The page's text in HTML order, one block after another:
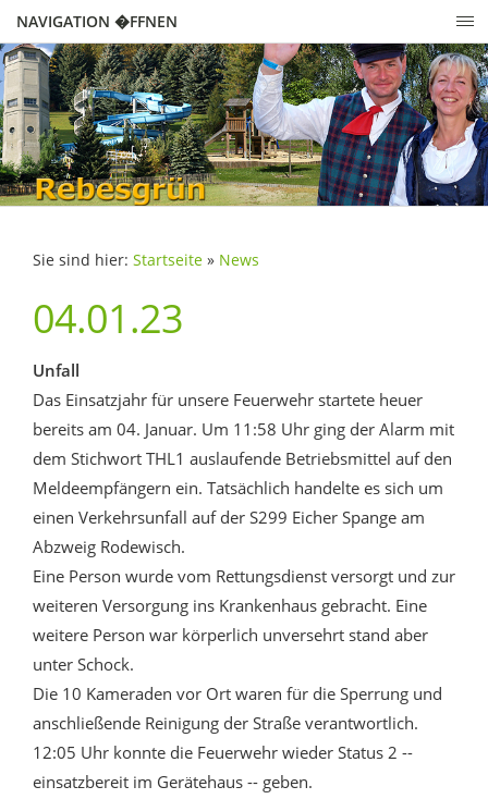
NAVIGATION �FFNEN
Sie sind hier: Startseite » News
04.01.23
Unfall
Das Einsatzjahr für unsere Feuerwehr startete heuer
bereits am 04. Januar. Um 11:58 Uhr ging der Alarm mit
dem Stichwort THL1 auslaufende Betriebsmittel auf den
Meldeempfängern ein. Tatsächlich handelte es sich um
einen Verkehrsunfall auf der S299 Eicher Spange am
Abzweig Rodewisch.
Eine Person wurde vom Rettungsdienst versorgt und zur
weiteren Versorgung ins Krankenhaus gebracht. Eine
weitere Person war körperlich unversehrt stand aber
unter Schock.
Die 10 Kameraden vor Ort waren für die Sperrung und
anschließende Reinigung der Straße verantwortlich.
12:05 Uhr konnte die Feuerwehr wieder Status 2 --
einsatzbereit im Gerätehaus -- geben.